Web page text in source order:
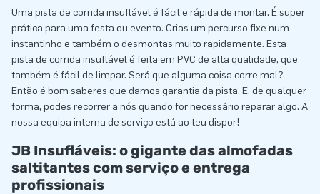
Uma pista de corrida insuflável é fácil e rápida de montar. É super
prática para uma festa ou evento. Crias um percurso fixe num
instantinho e também o desmontas muito rapidamente. Esta
pista de corrida insuflável é feita em PVC de alta qualidade, que
também é fácil de limpar. Será que alguma coisa corre mal?
Então é bom saberes que damos garantia da pista. E, de qualquer
forma, podes recorrer a nós quando for necessário reparar algo. A
nossa equipa interna de serviço está ao teu dispor!
JB Insufláveis: o gigante das almofadas
saltitantes com serviço e entrega
profissionais